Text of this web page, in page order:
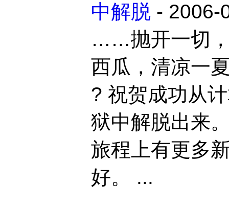
中解脱 - 2006-
……抛开一切
西瓜，清凉一
? 祝贺成功从
狱中解脱出来
旅程上有更多
好。 ...